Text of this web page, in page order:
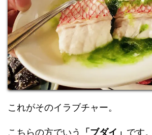
これがそのイラブチャー。
こちらの方でいう 「ブダイ」 です。